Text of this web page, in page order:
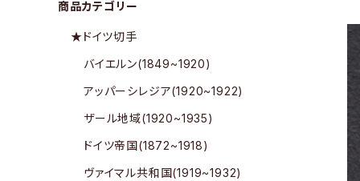
商品カテゴリー
★ドイツ切手
バイエルン(1849~1920)
アッパーシレジア(1920~1922)
ザール地域(1920~1935)
ドイツ帝国(1872~1918)
ヴァイマル共和国(1919~1932)